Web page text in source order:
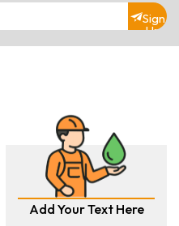
Sign
Up
Add Your Text Here